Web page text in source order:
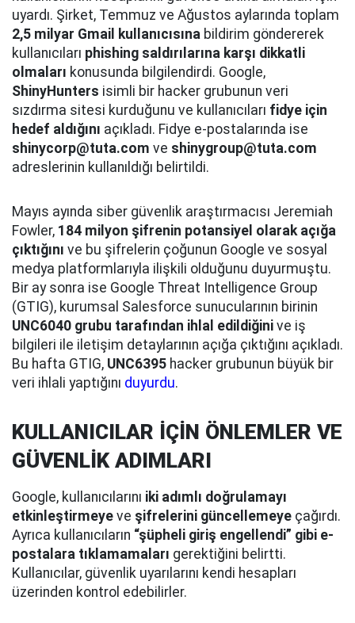
uyardı. Şirket, Temmuz ve Ağustos aylarında toplam
2,5 milyar Gmail kullanıcısına bildirim göndererek
kullanıcıları phishing saldırılarına karşı dikkatli
olmaları konusunda bilgilendirdi. Google,
ShinyHunters isimli bir hacker grubunun veri
sızdırma sitesi kurduğunu ve kullanıcıları fidye için
hedef aldığını açıkladı. Fidye e-postalarında ise
shinycorp@tuta.com ve shinygroup@tuta.com
adreslerinin kullanıldığı belirtildi.
Mayıs ayında siber güvenlik araştırmacısı Jeremiah
Fowler, 184 milyon şifrenin potansiyel olarak açığa
çıktığını ve bu şifrelerin çoğunun Google ve sosyal
medya platformlarıyla ilişkili olduğunu duyurmuştu.
Bir ay sonra ise Google Threat Intelligence Group
(GTIG), kurumsal Salesforce sunucularının birinin
UNC6040 grubu tarafından ihlal edildiğini ve iş
bilgileri ile iletişim detaylarının açığa çıktığını açıkladı.
Bu hafta GTIG, UNC6395 hacker grubunun büyük bir
veri ihlali yaptığını duyurdu.
KULLANICILAR İÇİN ÖNLEMLER VE
GÜVENLİK ADIMLARI
Google, kullanıcılarını iki adımlı doğrulamayı
etkinleştirmeye ve şifrelerini güncellemeye çağırdı.
Ayrıca kullanıcıların “şüpheli giriş engellendi” gibi e-
postalara tıklamamaları gerektiğini belirtti.
Kullanıcılar, güvenlik uyarılarını kendi hesapları
üzerinden kontrol edebilirler.